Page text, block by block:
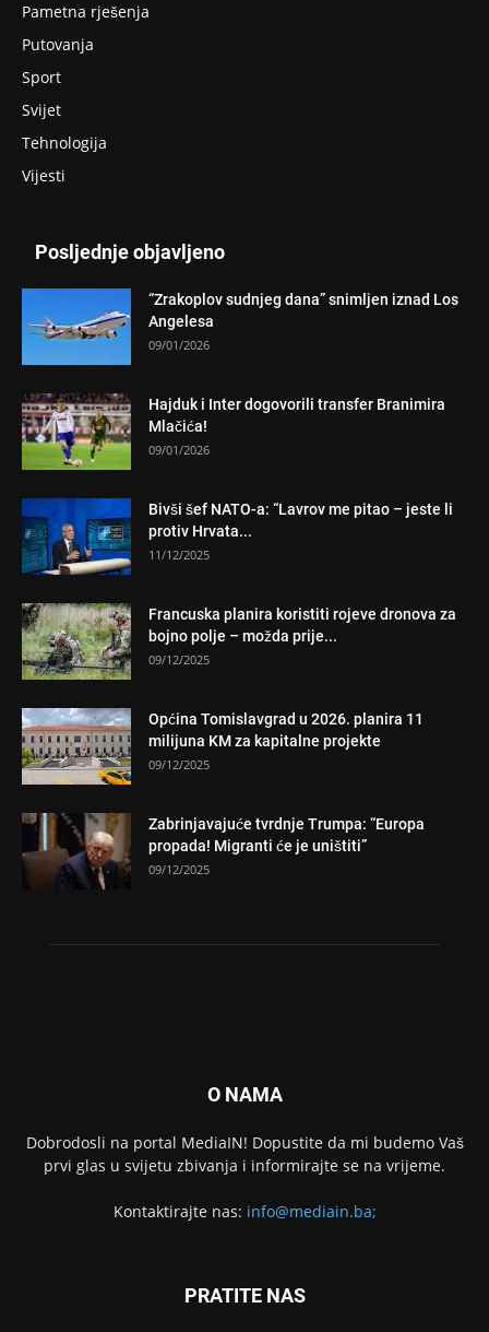
Pametna rješenja
Putovanja
Sport
Svijet
Tehnologija
Vijesti
Posljednje objavljeno
“Zrakoplov sudnjeg dana” snimljen iznad Los
Angelesa
09/01/2026
Hajduk i Inter dogovorili transfer Branimira
Mlačića!
09/01/2026
Bivši šef NATO-a: “Lavrov me pitao – jeste li
protiv Hrvata...
11/12/2025
Francuska planira koristiti rojeve dronova za
bojno polje – možda prije...
09/12/2025
Općina Tomislavgrad u 2026. planira 11
milijuna KM za kapitalne projekte
09/12/2025
Zabrinjavajuće tvrdnje Trumpa: “Europa
propada! Migranti će je uništiti”
09/12/2025
O NAMA
Dobrodosli na portal MediaIN! Dopustite da mi budemo Vaš
prvi glas u svijetu zbivanja i informirajte se na vrijeme.
Kontaktirajte nas: info@mediain.ba;
PRATITE NAS